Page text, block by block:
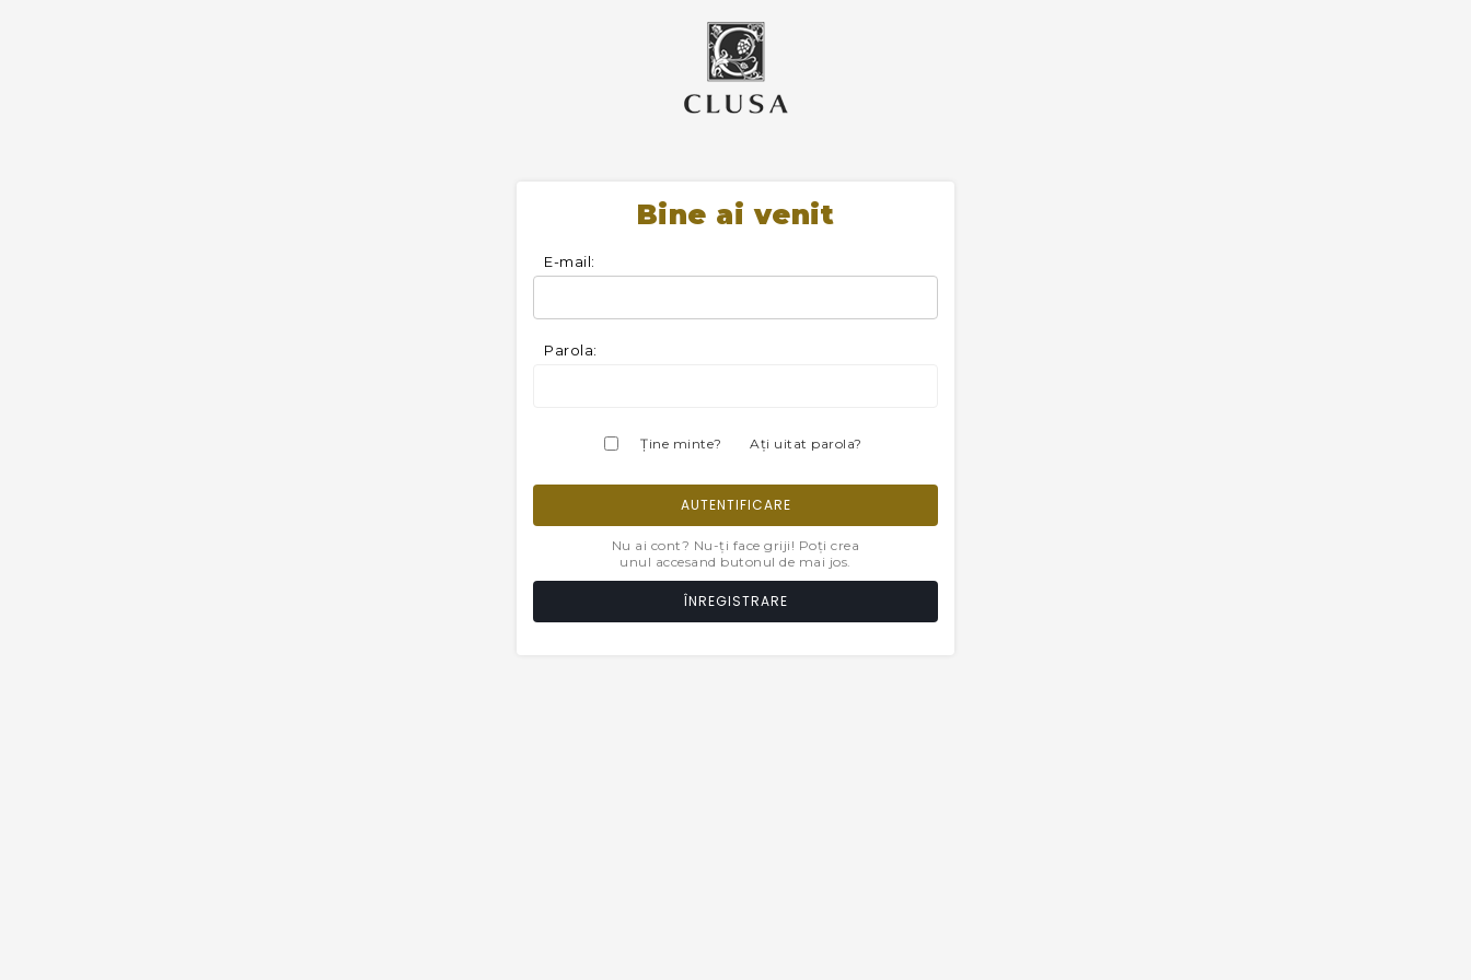
Bine ai venit
E-mail:
Parola:
Ţine minte? Aţi uitat parola?
AUTENTIFICARE
Nu ai cont? Nu-ți face griji! Poți crea
unul accesand butonul de mai jos.
ÎNREGISTRARE